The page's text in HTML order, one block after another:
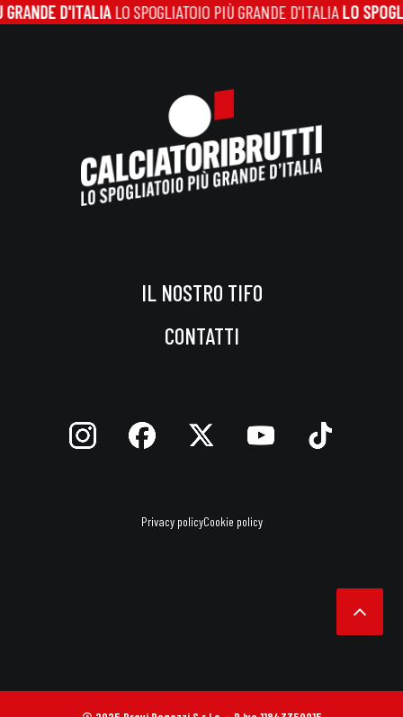
D'ITALIALO SPOGLIATOIO PIÙ GRANDE D'ITALIALO
IL NOSTRO TIFO
CONTATTI
Privacy policyCookie policy